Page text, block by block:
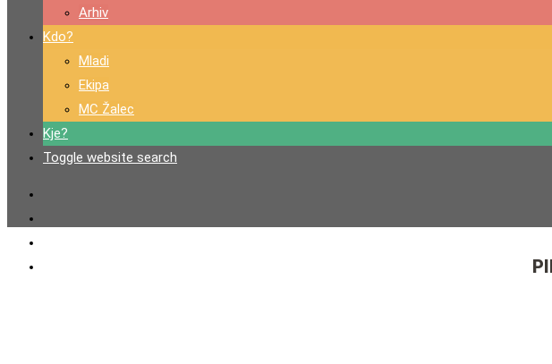
Arhiv
Kdo?
Mladi
Ekipa
MC Žalec
Kje?
Toggle website search